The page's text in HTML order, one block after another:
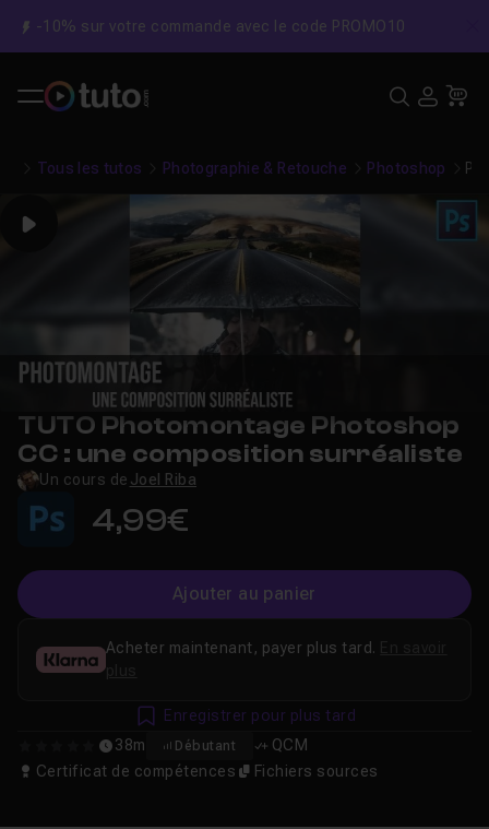
-10% sur votre commande avec le code PROMO10
Tous les tutos Photographie & Retouche Photoshop
Play
TUTO Photomontage Photoshop
CC : une composition surréaliste
Un cours de Joel Riba
4,99€
Ajouter au panier
38m Débutant
QCM
Certificat de compétences
Fichiers sources
Acheter maintenant, payer plus tard.
plus
Enregistrer pour plus tard